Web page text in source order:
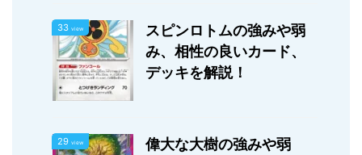
33 view
スピンロトムの強みや弱
み、相性の良いカード、
デッキを解説！
29 view
偉大な大樹の強みや弱